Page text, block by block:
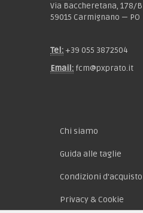
Via Baccheretana, 178/B
59015 Carmignano — PO
Tel: +39 055 3872504
Email: fcm@pxprato.it
Chi siamo
Guida alle taglie
Condizioni d'acquisto
Privacy & Cookie